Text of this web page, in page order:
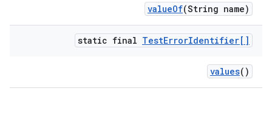
valueOf(String name)
static final TestErrorIdentifier[]
values()